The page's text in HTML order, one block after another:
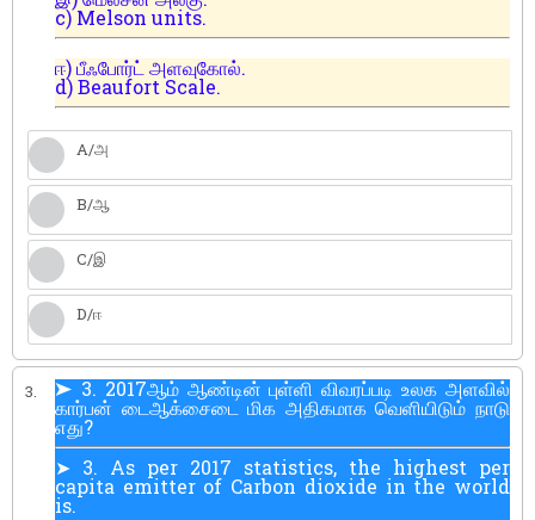
c) Melson units.
ஈ) பீஃபோர்ட் அளவுகோல்.
d) Beaufort Scale.
A/அ
B/ஆ
C/இ
D/ஈ
3. ➤ 3. 2017ஆம் ஆண்டின் புள்ளி விவரப்படி உலக அளவில்
கார்பன் டைஆக்சைடை மிக அதிகமாக வெளியிடும் நாடு
எது?
➤ 3. As per 2017 statistics, the highest per
capita emitter of Carbon dioxide in the world
is.